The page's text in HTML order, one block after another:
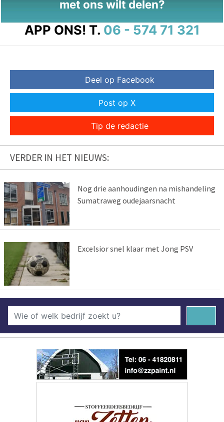
met ons wilt delen?
APP ONS! T. 06 - 574 71 321
Deel op Facebook
Post op X
Tip de redactie
VERDER IN HET NIEUWS:
Nog drie aanhoudingen na mishandeling
Sumatraweg oudejaarsnacht
Excelsior snel klaar met Jong PSV